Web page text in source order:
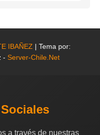
IBAÑEZ | Tema por:
- Server-Chile.Net
a través de nuestras